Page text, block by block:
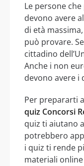
Le persone
devono avere
di età
può provare.
cittadino
Anche i non
devono avere i
Per prepararti
quiz Concorsi
quiz ti aiutano
potrebbero
i quiz ti rende
materiali